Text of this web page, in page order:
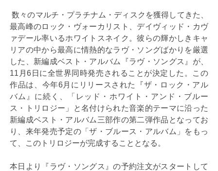
数々のマルチ・プラチナム・ディスクを獲得してきた、
最高峰のロック・ヴォーカリスト、デイヴィッド・カヴ
ァデール率いるホワイトスネイク。彼らの輝かしきキャ
リアの中から最高に情熱的なラヴ・ソングばかりを厳選
した、新編成ベスト・アルバム『ラヴ・ソングス』が、
11月6日に全世界同時発売されることが決定した。この
作品は、今年6月にリリースされた『ザ・ロック・アル
バム』に続く、「レッド・ホワイト・アンド・ブルー
ス・トリロジー」と名付けられた音楽的テーマに沿った
新編成ベスト・アルバム三部作の第二弾作品となってお
り、来年発売予定の「ザ・ブルース・アルバム」をもっ
て、このトリロジーが完成することとなる。
本日より『ラヴ・ソングス』の予約注文がスタートして